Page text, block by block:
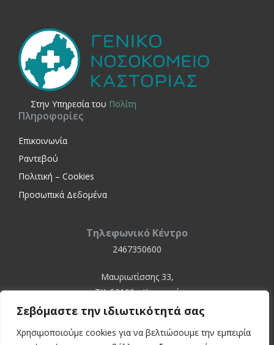
Σεβόμαστε την ιδιωτικότητά σας
Χρησιμοποιούμε cookies για να βελτιώσουμε την εμπειρία
Στην Yπηρεσία του Πολίτη
Πληροφορίες
Επικοινωνία
Ραντεβού
Πολιτική – Cookies
Προσωπικά Δεδομένα
Τηλεφωνικό Κέντρο
2467350600
Μαυριωτίσσης 33,
ΤΚ. 52100 - Καστοριά